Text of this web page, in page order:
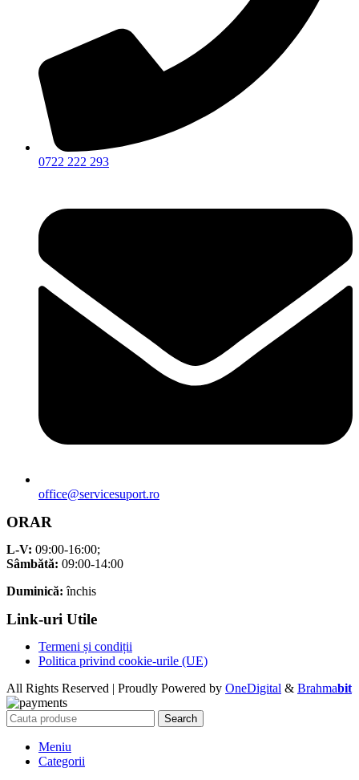
0722 222 293
office@servicesuport.ro
ORAR
L-V: 09:00-16:00;
Sâmbătă: 09:00-14:00
Duminică: închis
Link-uri Utile
Termeni și condiții
Politica privind cookie-urile (UE)
All Rights Reserved | Proudly Powered by OneDigital & Brahmabit
Search
Meniu
Categorii